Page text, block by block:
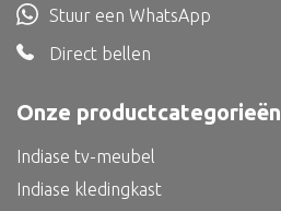
Tapijt
Kelim
Alle bouwmateriaal
Onze productcategorieën
Indiase tv-meubel
Indiase kledingkast
Stuur een WhatsApp
Direct bellen